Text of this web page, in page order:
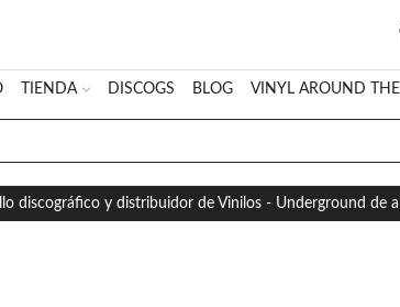
TIENDA DISCOGS BLOG VINYL AROUND
SEARCH
INPUT
discográfico y distribuidor de Vinilos - Underground de